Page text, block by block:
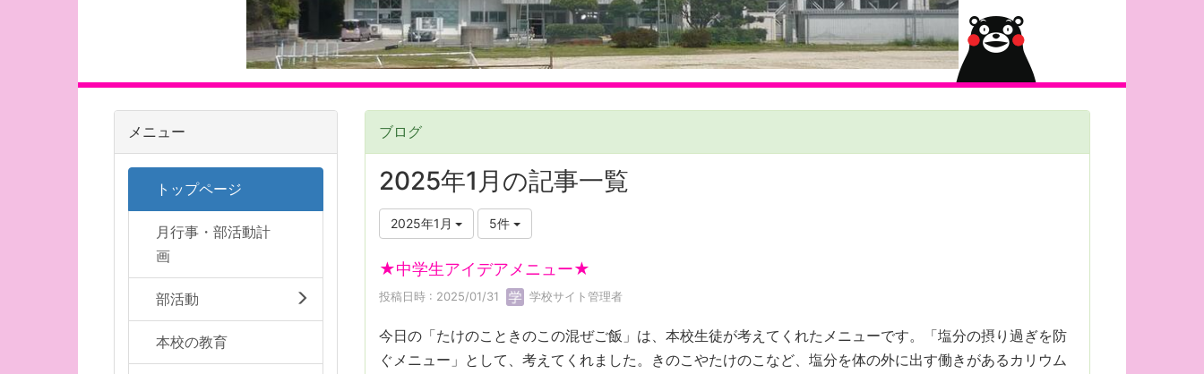
ブログ
2025年1月の記事一覧
2025年1月 5件
★中学生アイデアメニュー★
投稿日時 : 2025/01/31 学校サイト管理者
今日の「たけのこときのこの混ぜご飯」は、本校生徒が考えてくれたメニューです。「塩分の摂り過ぎを防
ぐメニュー」として、考えてくれました。きのこやたけのこなど、塩分を体の外に出す働きがあるカリウム
メニュー
トップページ
月行事・部活動計
画
部活動
本校の教育